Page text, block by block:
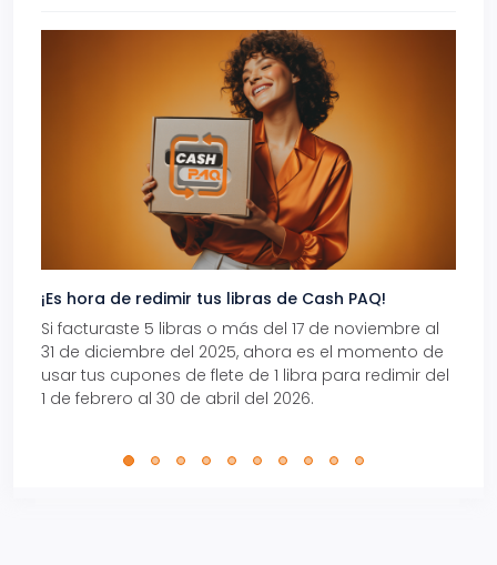
¡Es hora de redimir tus libras de Cash PAQ!
Si facturaste 5 libras o más del 17 de noviembre al
31 de diciembre del 2025, ahora es el momento de
usar tus cupones de flete de 1 libra para redimir del
1 de febrero al 30 de abril del 2026.